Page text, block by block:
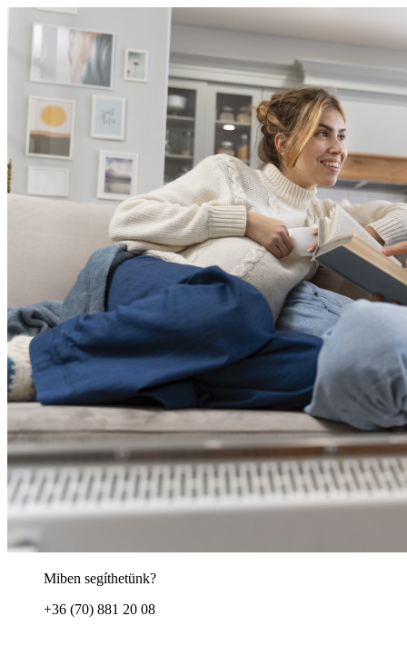
Miben segíthetünk?
+36 (70) 881 20 08